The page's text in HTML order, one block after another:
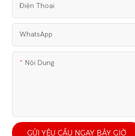
Điện Thoại
WhatsApp
Nội Dung
GỬI YÊU CẦU NGAY BÂY GIỜ